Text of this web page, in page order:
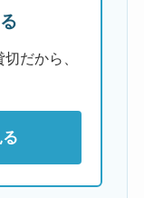
だから、